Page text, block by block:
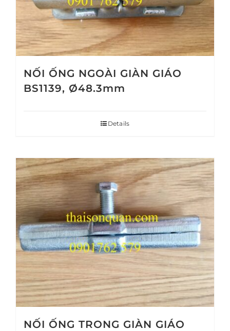
NỐI ỐNG NGOÀI GIÀN GIÁO
BS1139, Ø48.3mm
Details
NỐI ỐNG TRONG GIÀN GIÁO